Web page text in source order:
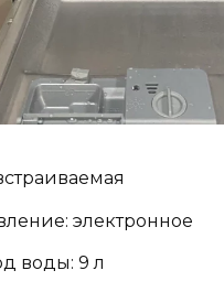
электронное
воды: 9 л